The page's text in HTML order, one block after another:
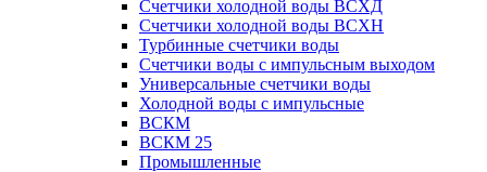
Счетчики холодной воды ВСХД
Счетчики холодной воды ВСХН
Турбинные счетчики воды
Счетчики воды с импульсным выходом
Универсальные счетчики воды
Холодной воды с импульсные
ВСКМ
ВСКМ 25
Промышленные